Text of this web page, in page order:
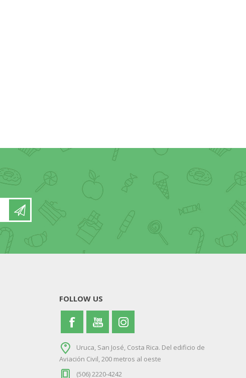
FOLLOW US
Uruca, San José, Costa Rica. Del edificio de
Aviación Civil, 200 metros al oeste
(506) 2220-4242